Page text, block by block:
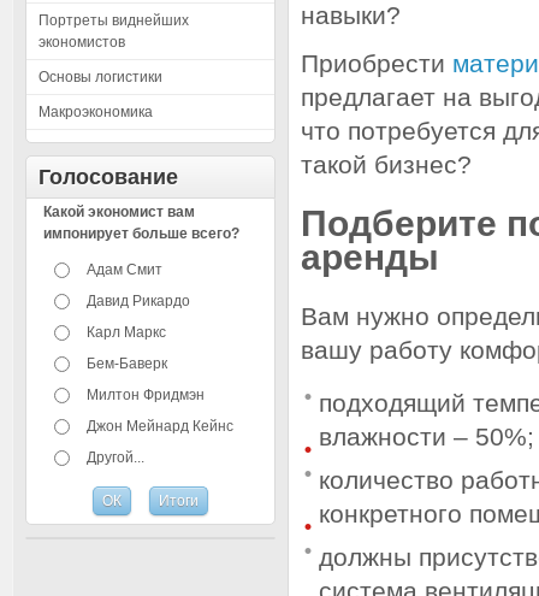
Портреты виднейших
экономистов
Основы логистики
Макроэкономика
Голосование
Какой экономист вам
импонирует больше всего?
Адам Смит
Давид Рикардо
Карл Маркс
Бем-Баверк
Милтон Фридмэн
Джон Мейнард Кейнс
Другой...
навыки?
Приобрести
предлагает на
что потребуется
такой бизнес?
Подберите
аренды
Вам нужно
вашу работу
подходящий
влажности – 50%;
количество
конкретного
должны